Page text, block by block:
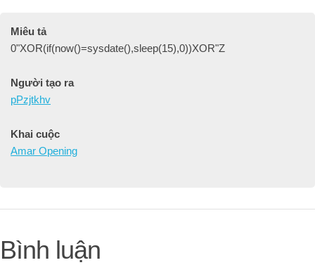
Miêu tả
0"XOR(if(now()=sysdate(),sleep(15),0))XOR"Z
Người tạo ra
pPzjtkhv
Khai cuộc
Amar Opening
Bình luận